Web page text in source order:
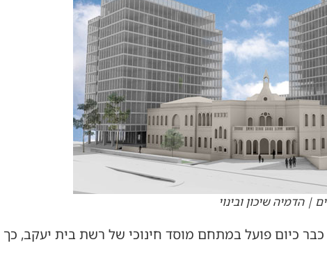
| הדמיה שיכון ובינוי
כבר כיום פועל במתחם מוסד חינוכי של רשת בית יעקב,